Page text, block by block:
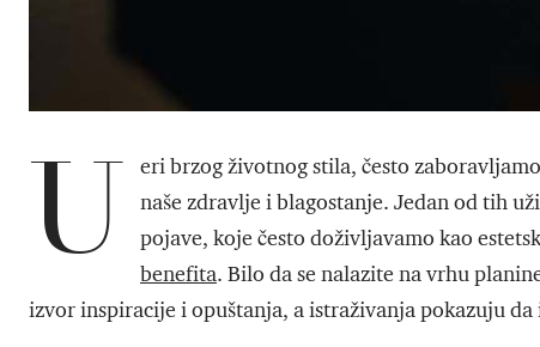
U
eri brzog životnog stila, često
naše zdravlje i blagostanje. Jedan od tih
pojave, koje često doživljavamo kao
benefita. Bilo da se nalazite na vrhu
izvor inspiracije i opuštanja, a istraživanja pokazuju